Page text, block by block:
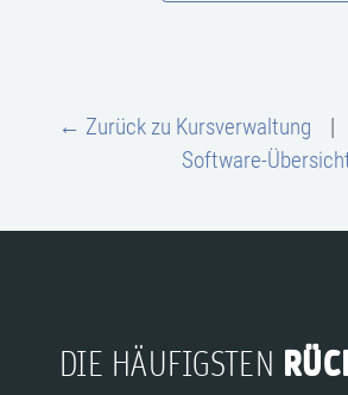
← Zurück zu Kursverwaltung |
Software-
DIE HÄUFIGSTEN